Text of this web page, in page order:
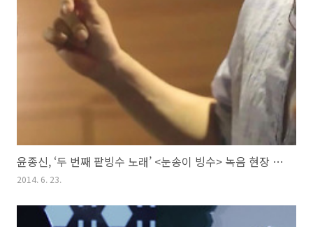
윤종신, ‘두 번째 팥빙수 노래’ <눈송이 빙수> 녹음 현장 사진 공개
2014. 6. 23.